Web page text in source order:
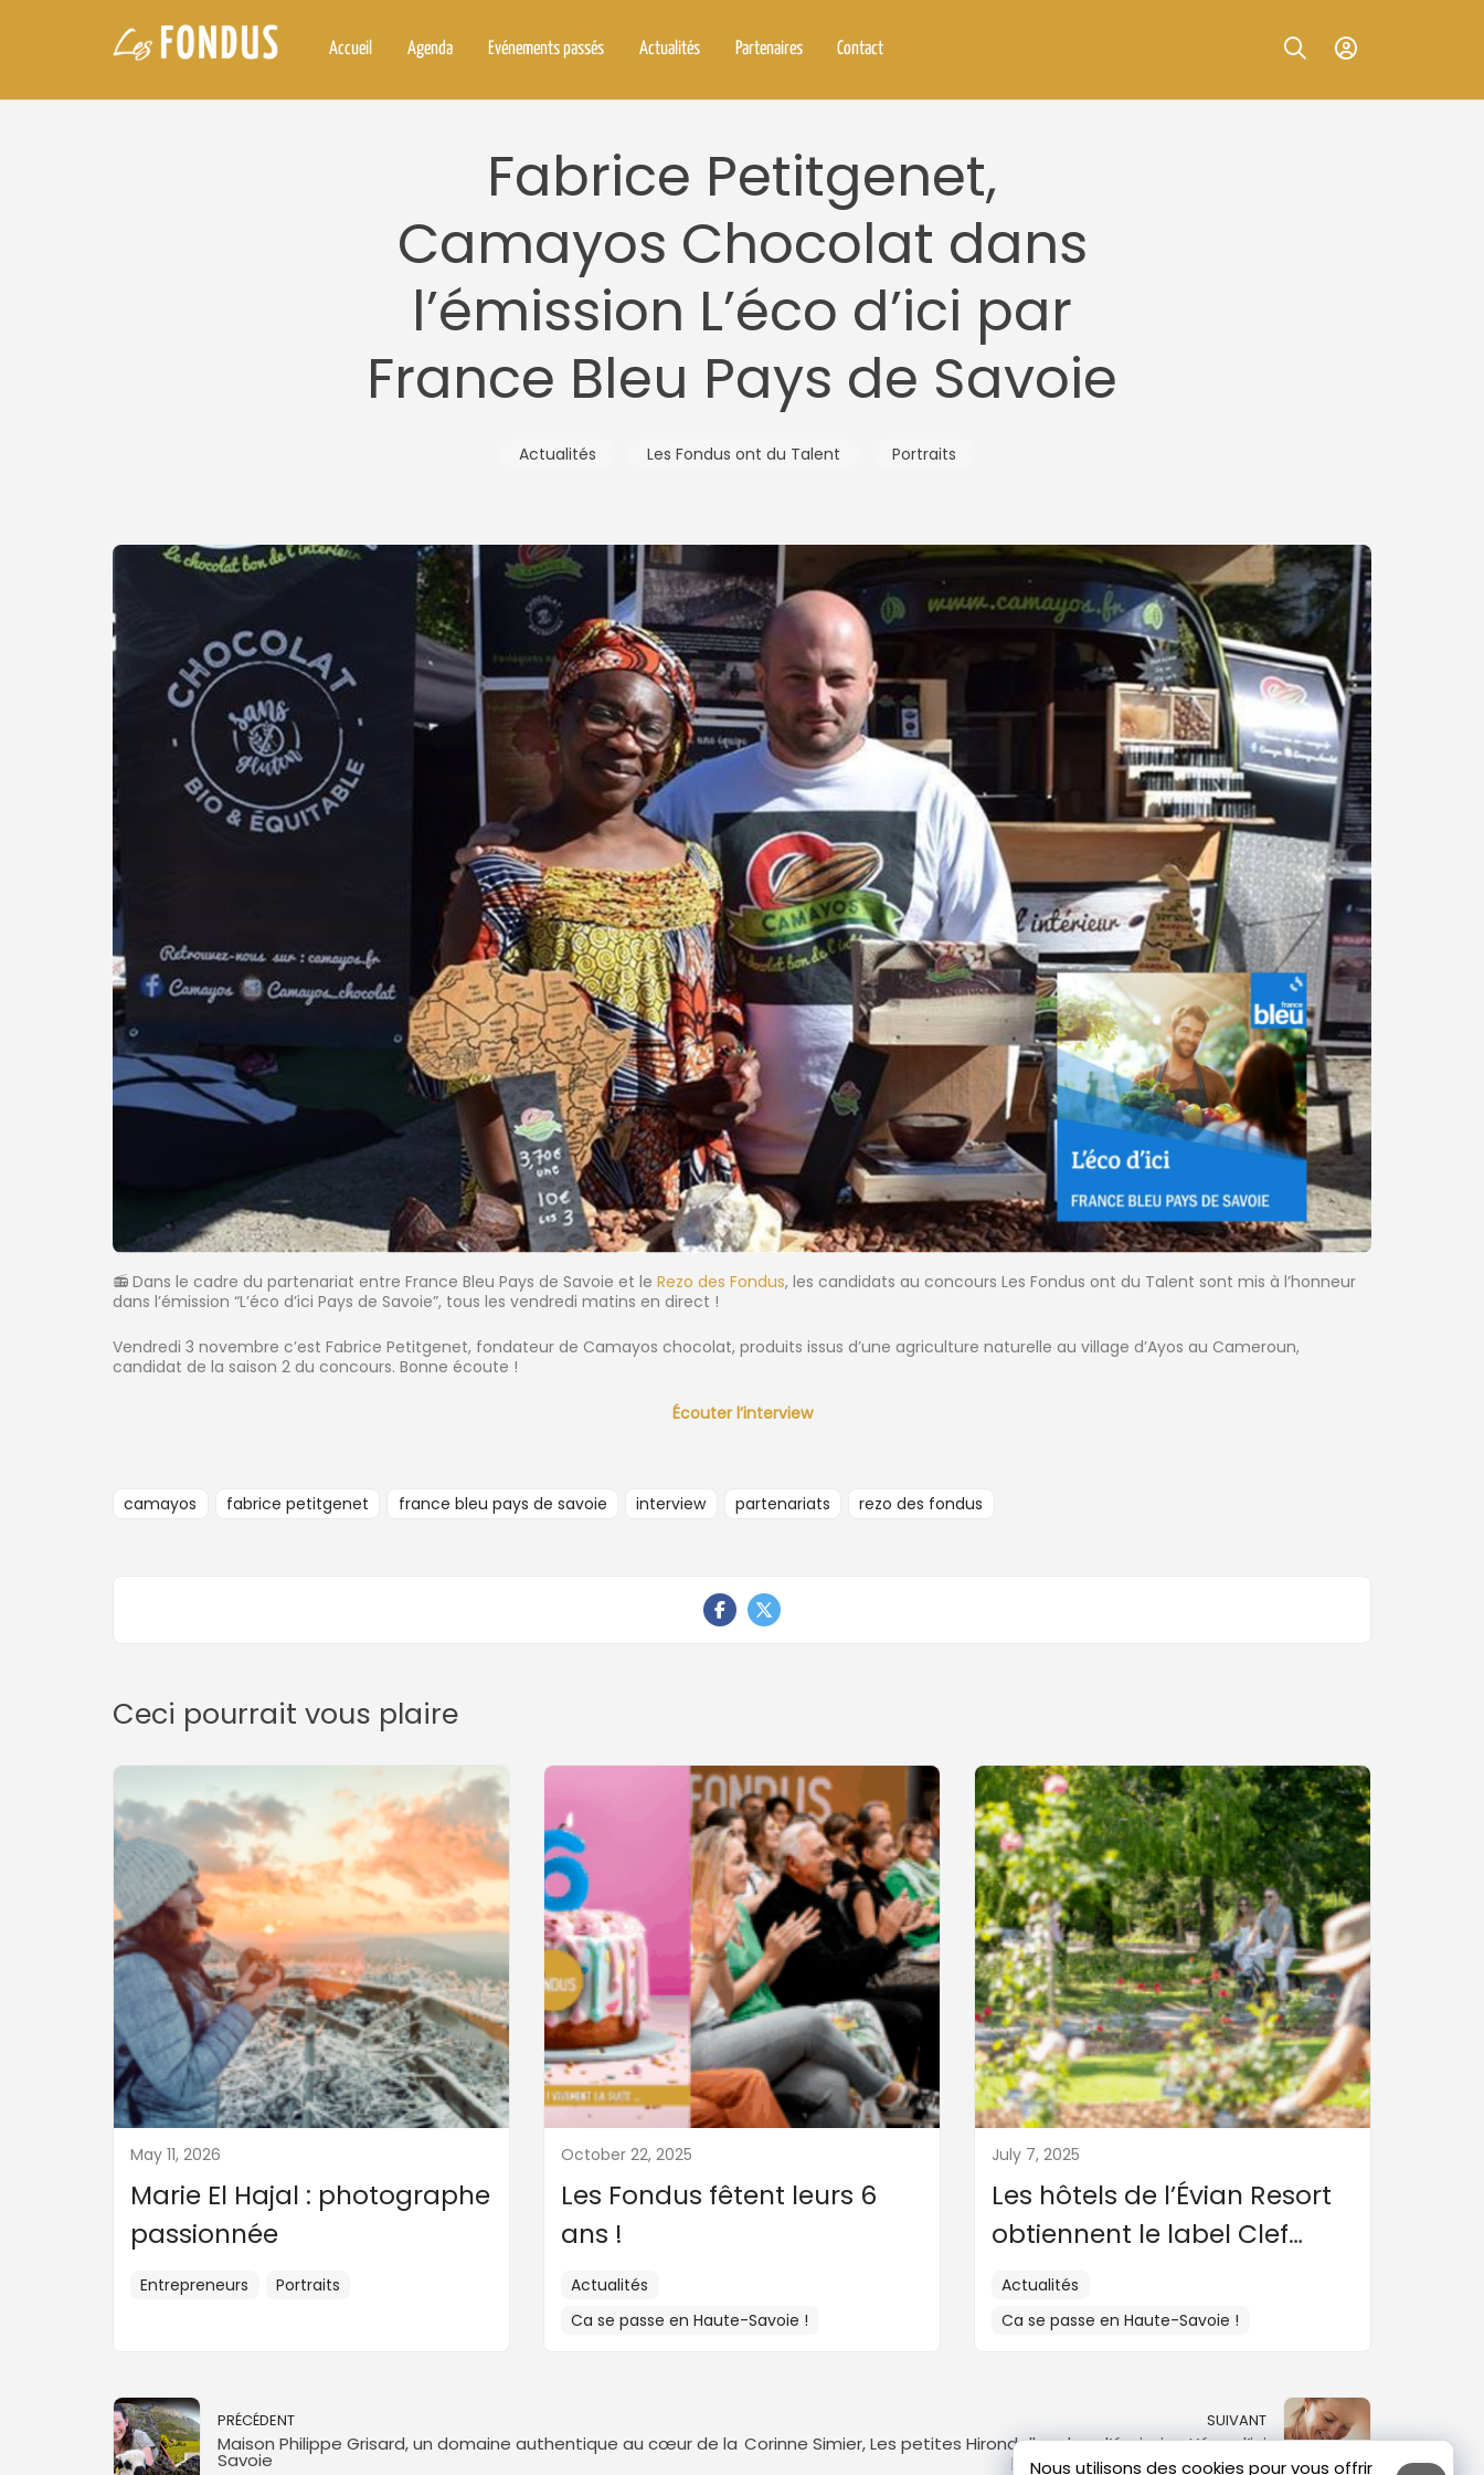
Accueil Agenda Evénements passés Actualités Partenaires Contact
Fabrice Petitgenet,
Camayos Chocolat dans
l’émission L’éco d’ici par
France Bleu Pays de Savoie
Actualités Les Fondus ont du Talent Portraits
📻 Dans le cadre du partenariat entre France Bleu Pays de Savoie et le Rezo des Fondus, les candidats au concours Les Fondus ont du Talent sont mis à l’honneur
dans l’émission “L’éco d’ici Pays de Savoie”, tous les vendredi matins en direct !
Vendredi 3 novembre c’est Fabrice Petitgenet, fondateur de Camayos chocolat, produits issus d’une agriculture naturelle au village d’Ayos au Cameroun,
candidat de la saison 2 du concours. Bonne écoute !
Écouter l’interview
camayos fabrice petitgenet france bleu pays de savoie interview partenariats rezo des fondus
Ceci pourrait vous plaire
May 11, 2026
Marie El Hajal : photographe
passionnée
Entrepreneurs Portraits
October 22, 2025
Les Fondus fêtent leurs 6
ans !
Actualités
Ca se passe en Haute-Savoie !
July 7, 2025
Les hôtels de l’Évian Resort
obtiennent le label Clef
Verte
Actualités
Ca se passe en Haute-Savoie !
PRÉCÉDENT
Maison Philippe Grisard, un domaine authentique au cœur de la
Savoie
SUIVANT
Corinne Simier, Les petites Hirondelles dans l’émission L’éco d’ici
par France Bleu Pays de Savoie
Nous utilisons des cookies pour vous offrir